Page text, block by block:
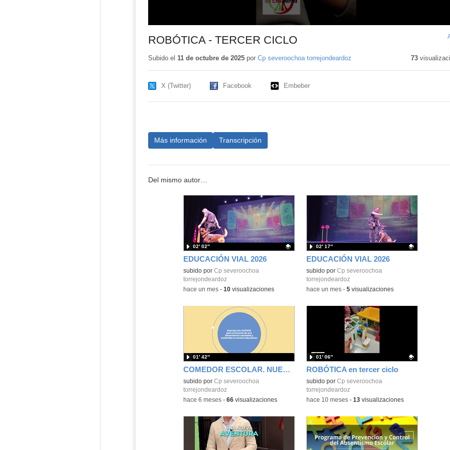
ROBÓTICA - TERCER CICLO
Subido el 11 de octubre de 2025por Cp severoochoa torrejondeardoz 73
X (Twitter) Facebook Embeber
Más información Transcripción
Del mismo autor…
EDUCACIÓN VIAL 2026
Contenido educativo.
subido por Cp severoochoa
torrejondeardoz
02′ 02″
-hace un mes- 10visualizaciones
EDUCACIÓN VIAL 2026
Contenido educativo.
subido por Cp severoochoa
torrejondeardoz
02′ 17″
-hace un mes- 5visualizaciones
COMEDOR ESCOLAR. NUEVA LEGISLACIÓN
subido por Cp severoochoa
torrejondeardoz
01′ 42″
-hace 6 meses- 66visualizaciones
ROBÓTICA en tercer ciclo
Contenido educativo.
subido por Cp severoochoa
torrejondeardoz
01′ 06″
-hace 10 meses- 13visualizaciones